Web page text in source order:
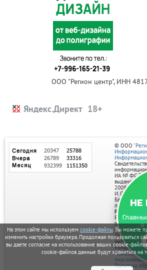
На этом сайте мы используем cookie-файлы. Вы можете
изменить настройки браузера. Продолжая пользоваться
вы даете согласие на использование ваших cookie-
cookie-файлов данные будут храниться на
ООО "Регион центр", ИНН
Яндекс.Директ
НЕ
в
© ООО
ИА № ФС
выдано
2009г.
И. О.
Баннеры на
правах
Реклама на
Рекламное
тел. 7-910-
email:
Отдельные
Политика в
Политика